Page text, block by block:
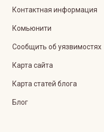
Контактная информация
Комьюнити
Сообщить об уязвимостях
Карта сайта
Карта статей блога
Блог